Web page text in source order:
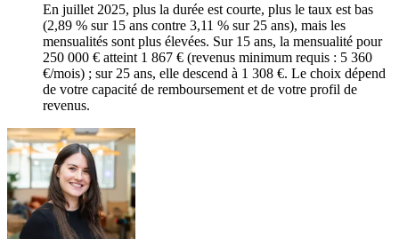
En juillet 2025, plus la durée est courte, plus le taux est bas
(2,89 % sur 15 ans contre 3,11 % sur 25 ans), mais les
mensualités sont plus élevées. Sur 15 ans, la mensualité pour
250 000 € atteint 1 867 € (revenus minimum requis : 5 360
€/mois) ; sur 25 ans, elle descend à 1 308 €. Le choix dépend
de votre capacité de remboursement et de votre profil de
revenus.